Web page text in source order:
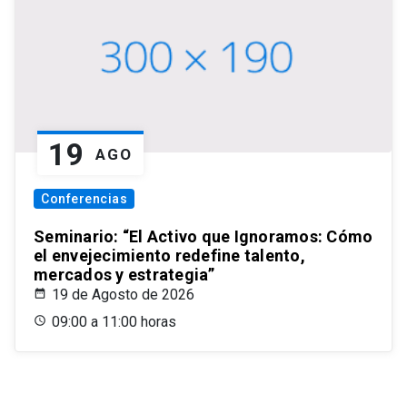
19 AGO
Conferencias
Seminario: “El Activo que Ignoramos: Cómo
el envejecimiento redefine talento,
mercados y estrategia”
19 de Agosto de 2026
09:00 a 11:00 horas